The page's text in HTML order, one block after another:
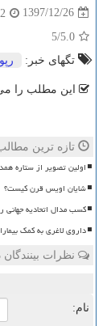
1397/12/26
5.0
/5
تگهای خبر:
این مطلب را
تازه ترین
اولین تصویر از ستاره
شایان اویس قرن کیست؟
کسب مدال اتحادیه
داروی لاغری به کمک
نظرات
نام: